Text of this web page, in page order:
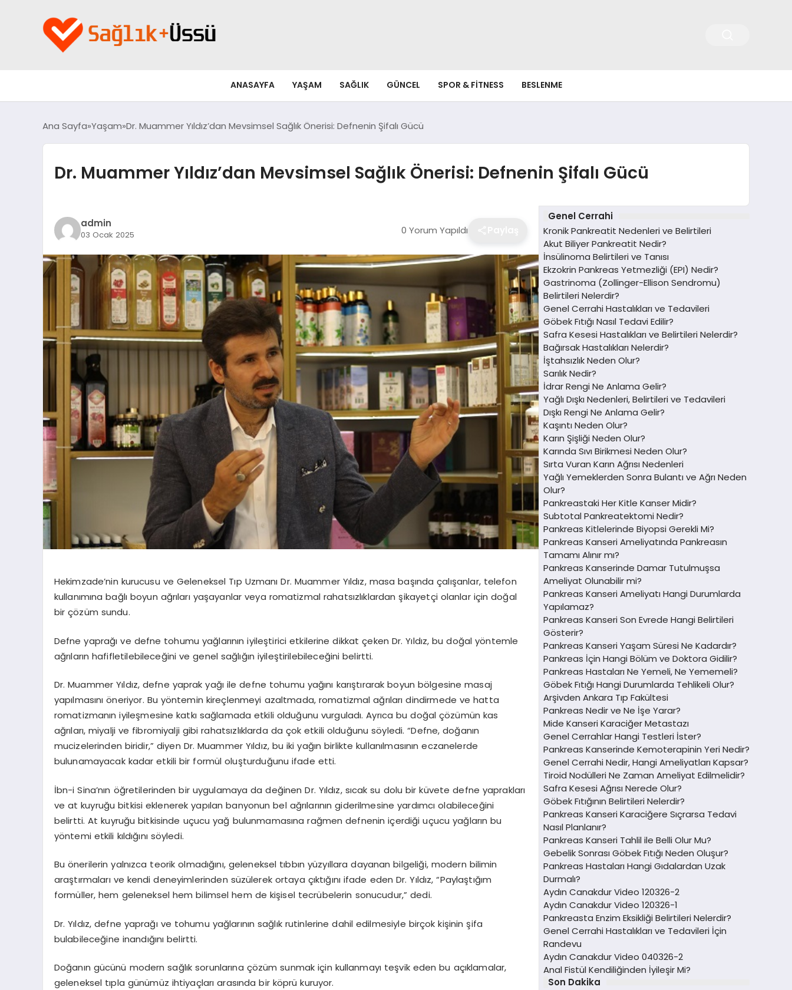
ANASAYFA YAŞAM SAĞLIK GÜNCEL SPOR & FITNESS BESLENME
Ana Sayfa Yaşam Dr. Muammer Yıldız’dan Mevsimsel Sağlık Önerisi: Defnenin Şifalı Gücü
Dr. Muammer Yıldız’dan Mevsimsel Sağlık Önerisi: Defnenin Şifalı Gücü
admin
03 Ocak 2025 0 Yorum Yapıldı
Hekimzade’nin kurucusu ve Geleneksel Tıp Uzmanı Dr. Muammer Yıldız, masa başında çalışanlar, telefon
kullanımına bağlı boyun ağrıları yaşayanlar veya romatizmal rahatsızlıklardan şikayetçi olanlar için doğal
bir çözüm sundu.
Defne yaprağı ve defne tohumu yağlarının iyileştirici etkilerine dikkat çeken Dr. Yıldız, bu doğal yöntemle
ağrıların hafifletilebileceğini ve genel sağlığın iyileştirilebileceğini belirtti.
Dr. Muammer Yıldız, defne yaprak yağı ile defne tohumu yağını karıştırarak boyun bölgesine masaj
yapılmasını öneriyor. Bu yöntemin kireçlenmeyi azaltmada, romatizmal ağrıları dindirmede ve hatta
romatizmanın iyileşmesine katkı sağlamada etkili olduğunu vurguladı. Ayrıca bu doğal çözümün kas
ağrıları, miyalji ve fibromiyalji gibi rahatsızlıklarda da çok etkili olduğunu söyledi. “Defne, doğanın
mucizelerinden biridir,” diyen Dr. Muammer Yıldız, bu iki yağın birlikte kullanılmasının eczanelerde
bulunamayacak kadar etkili bir formül oluşturduğunu ifade etti.
İbn-i Sina’nın öğretilerinden bir uygulamaya da değinen Dr. Yıldız, sıcak su dolu bir küvete defne yaprakları
ve at kuyruğu bitkisi eklenerek yapılan banyonun bel ağrılarının giderilmesine yardımcı olabileceğini
belirtti. At kuyruğu bitkisinde uçucu yağ bulunmamasına rağmen defnenin içerdiği uçucu yağların bu
yöntemi etkili kıldığını söyledi.
Bu önerilerin yalnızca teorik olmadığını, geleneksel tıbbın yüzyıllara dayanan bilgeliği, modern bilimin
araştırmaları ve kendi deneyimlerinden süzülerek ortaya çıktığını ifade eden Dr. Yıldız, “Paylaştığım
formüller, hem geleneksel hem bilimsel hem de kişisel tecrübelerin sonucudur,” dedi.
Dr. Yıldız, defne yaprağı ve tohumu yağlarının sağlık rutinlerine dahil edilmesiyle birçok kişinin şifa
bulabileceğine inandığını belirtti.
Doğanın gücünü modern sağlık sorunlarına çözüm sunmak için kullanmayı teşvik eden bu açıklamalar,
geleneksel tıpla günümüz ihtiyaçları arasında bir köprü kuruyor.
Genel Cerrahi
Kronik Pankreatit Nedenleri ve Belirtileri
Akut Biliyer Pankreatit Nedir?
İnsülinoma Belirtileri ve Tanısı
Ekzokrin Pankreas Yetmezliği (EPI) Nedir?
Gastrinoma (Zollinger-Ellison Sendromu)
Belirtileri Nelerdir?
Genel Cerrahi Hastalıkları ve Tedavileri
Göbek Fıtığı Nasıl Tedavi Edilir?
Safra Kesesi Hastalıkları ve Belirtileri Nelerdir?
Bağırsak Hastalıkları Nelerdir?
İştahsızlık Neden Olur?
Sarılık Nedir?
İdrar Rengi Ne Anlama Gelir?
Yağlı Dışkı Nedenleri, Belirtileri ve Tedavileri
Dışkı Rengi Ne Anlama Gelir?
Kaşıntı Neden Olur?
Karın Şişliği Neden Olur?
Karında Sıvı Birikmesi Neden Olur?
Sırta Vuran Karın Ağrısı Nedenleri
Yağlı Yemeklerden Sonra Bulantı ve Ağrı Neden
Olur?
Pankreastaki Her Kitle Kanser Midir?
Subtotal Pankreatektomi Nedir?
Pankreas Kitlelerinde Biyopsi Gerekli Mi?
Pankreas Kanseri Ameliyatında Pankreasın
Tamamı Alınır mı?
Pankreas Kanserinde Damar Tutulmuşsa
Ameliyat Olunabilir mi?
Pankreas Kanseri Ameliyatı Hangi Durumlarda
Yapılamaz?
Pankreas Kanseri Son Evrede Hangi Belirtileri
Gösterir?
Pankreas Kanseri Yaşam Süresi Ne Kadardır?
Pankreas İçin Hangi Bölüm ve Doktora Gidilir?
Pankreas Hastaları Ne Yemeli, Ne Yememeli?
Göbek Fıtığı Hangi Durumlarda Tehlikeli Olur?
Arşivden Ankara Tıp Fakültesi
Pankreas Nedir ve Ne İşe Yarar?
Mide Kanseri Karaciğer Metastazı
Genel Cerrahlar Hangi Testleri İster?
Pankreas Kanserinde Kemoterapinin Yeri Nedir?
Genel Cerrahi Nedir, Hangi Ameliyatları Kapsar?
Tiroid Nodülleri Ne Zaman Ameliyat Edilmelidir?
Safra Kesesi Ağrısı Nerede Olur?
Göbek Fıtığının Belirtileri Nelerdir?
Pankreas Kanseri Karaciğere Sıçrarsa Tedavi
Nasıl Planlanır?
Pankreas Kanseri Tahlil ile Belli Olur Mu?
Gebelik Sonrası Göbek Fıtığı Neden Oluşur?
Pankreas Hastaları Hangi Gıdalardan Uzak
Durmalı?
Aydın Canakdur Video 120326-2
Aydın Canakdur Video 120326-1
Pankreasta Enzim Eksikliği Belirtileri Nelerdir?
Genel Cerrahi Hastalıkları ve Tedavileri İçin
Randevu
Aydın Canakdur Video 040326-2
Anal Fistül Kendiliğinden İyileşir Mi?
Son Dakika